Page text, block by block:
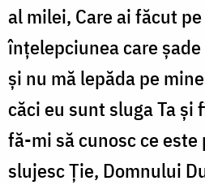
al milei, Care ai făcut
înțelepciunea care
și nu mă lepăda pe
căci eu sunt sluga Ta și
fă-mi să cunosc ce este
slujesc Ție, Domnului